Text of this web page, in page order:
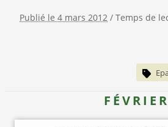
Publié le 4 mars 2012 / Temps de
FÉVRIER